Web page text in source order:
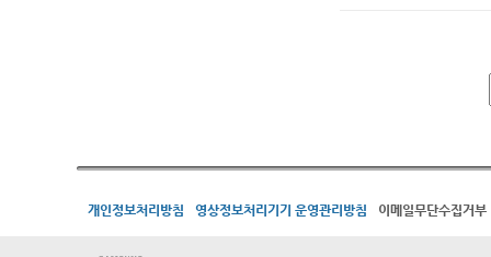
개인정보처리방침 영상정보처리기기 운영관리방침 이메일무단수집거부